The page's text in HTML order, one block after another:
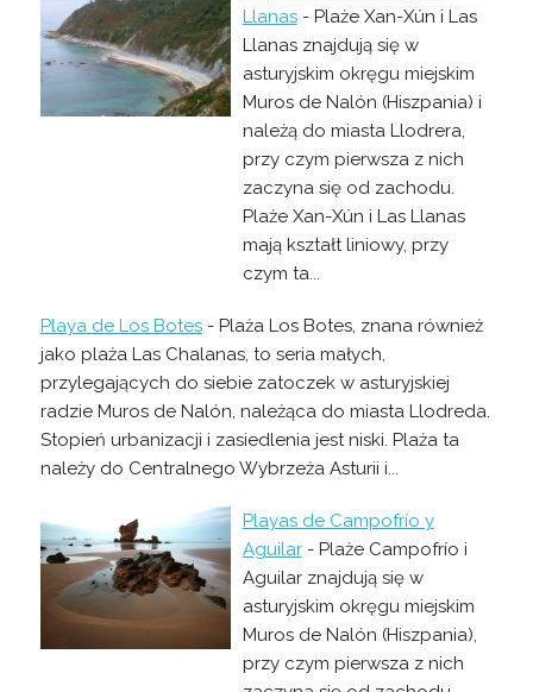
Llanas- Plaże Xan-Xún i Las
Llanas znajdują się w
asturyjskim okręgu miejskim
Muros de Nalón (Hiszpania) i
należą do miasta Llodrera,
przy czym pierwsza z nich
zaczyna się od zachodu.
Plaże Xan-Xún i Las Llanas
mają kształt liniowy, przy
czym ta...
Playa de Los Botes- Plaża Los Botes, znana również
jako plaża Las Chalanas, to seria małych,
przylegających do siebie zatoczek w asturyjskiej
radzie Muros de Nalón, należąca do miasta Llodreda.
Stopień urbanizacji i zasiedlenia jest niski. Plaża ta
należy do Centralnego Wybrzeża Asturii i...
Playas de Campofrío y
Aguilar- Plaże Campofrío i
Aguilar znajdują się w
asturyjskim okręgu miejskim
Muros de Nalón (Hiszpania),
przy czym pierwsza z nich